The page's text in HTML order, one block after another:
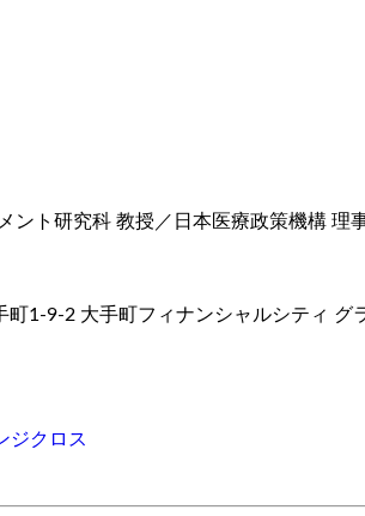
ント研究科 教授／日本医療政策機構 理事
1-9-2 大手町フィナンシャルシティ グ
ジクロス